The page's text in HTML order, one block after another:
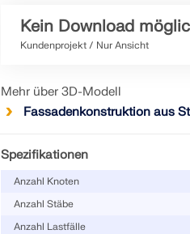
Kein Download
Kundenprojekt / Nur Ansicht
Mehr über 3D-Modell
Fassadenkonstruktion aus
Spezifikationen
Anzahl Knoten
Anzahl Stäbe
Anzahl Lastfälle